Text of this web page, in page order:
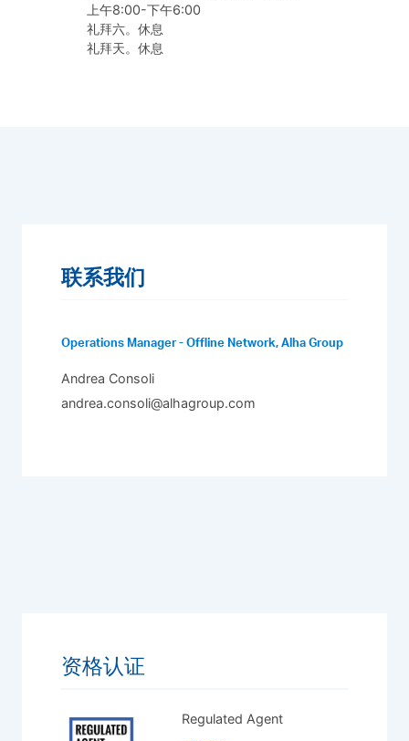
上午8:00-下午6:00
礼拜六。休息
礼拜天。休息
联系我们
Operations Manager - Offline Network, Alha Group
Andrea Consoli
andrea.consoli@alhagroup.com
资格认证
Regulated Agent